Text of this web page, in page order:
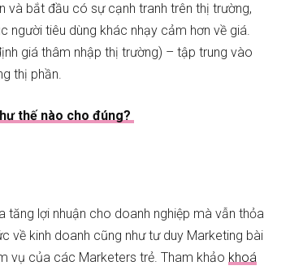
và bắt đầu có sự cạnh tranh trên thị trường,
người tiêu dùng khác nhạy cảm hơn về giá.
giá thâm nhập thị trường) – tập trung vào
thị phần.
thế nào cho đúng?
tăng lợi nhuận cho doanh nghiệp mà vẫn thỏa
về kinh doanh cũng như tư duy Marketing bài
vụ của các Marketers trẻ. Tham khảo khoá